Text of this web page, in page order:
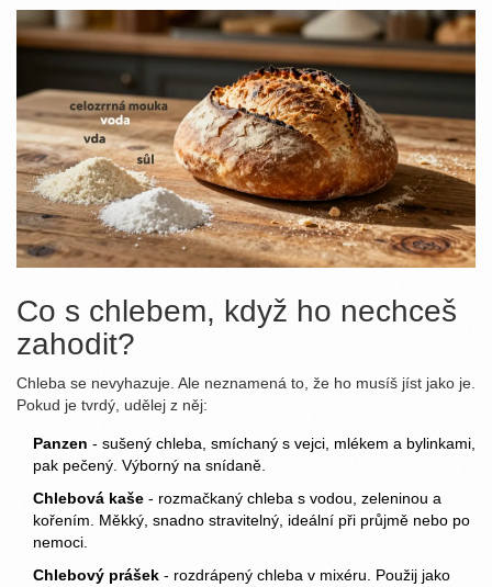
Co s chlebem, když ho nechceš
zahodit?
Chleba se nevyhazuje. Ale neznamená to, že ho musíš jíst jako je.
Pokud je tvrdý, udělej z něj:
Panzen - sušený chleba, smíchaný s vejci, mlékem a bylinkami,
pak pečený. Výborný na snídaně.
Chlebová kaše - rozmačkaný chleba s vodou, zeleninou a
kořením. Měkký, snadno stravitelný, ideální při průjmě nebo po
nemoci.
Chlebový prášek - rozdrápený chleba v mixéru. Použij jako